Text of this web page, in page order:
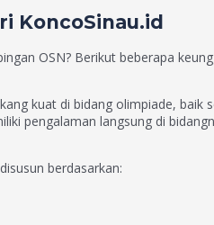
KoncoSinau.id
OSN? Berikut beberapa
kuat di bidang olimpiade,
pengalaman langsung di
berdasarkan: